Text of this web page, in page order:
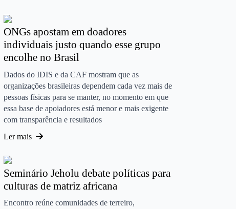
ONGs apostam em doadores
individuais justo quando esse grupo
encolhe no Brasil
Dados do IDIS e da CAF mostram que as
organizações brasileiras dependem cada vez mais de
pessoas físicas para se manter, no momento em que
essa base de apoiadores está menor e mais exigente
com transparência e resultados
Ler mais
Seminário Jeholu debate políticas para
culturas de matriz africana
Encontro reúne comunidades de terreiro,